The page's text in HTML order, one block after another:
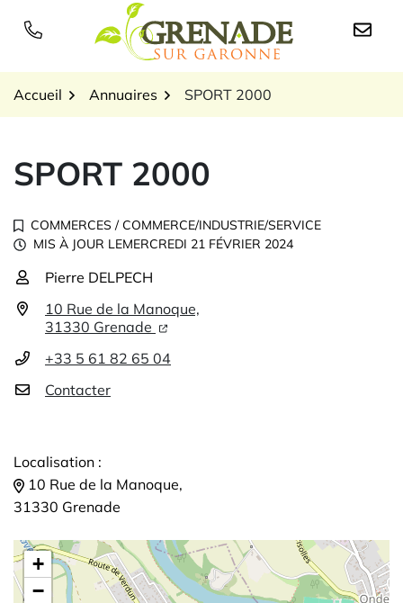
Logo Grenade sur
Accueil Annuaires SPORT 2000
SPORT 2000
COMMERCES / COMMERCE/INDUSTRIE/SERVICE
MIS À JOUR LEMERCREDI 21 FÉVRIER 2024
Infos utiles
Pierre DELPECH
10 Rue de la Manoque,
31330 Grenade
+33 5 61 82 65 04
Contacter
Localisation :
10 Rue de la Manoque,
31330 Grenade
+
−